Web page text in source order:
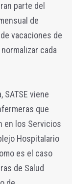
parte del
de
vacaciones de
cada
viene
que
en los Servicios
Hospitalario
es el caso
de Salud